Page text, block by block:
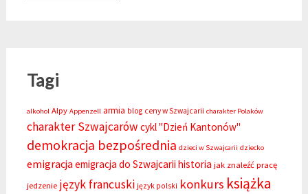
Tagi
alkohol Alpy Appenzell armia blog ceny w Szwajcarii charakter Polaków
charakter Szwajcarów cykl "Dzień Kantonów"
demokracja bezpośrednia dzieci w Szwajcarii dziecko
emigracjaemigracja do Szwajcarii historia jak znaleźć pracę
jedzenie język francuski język polski konkurs książka